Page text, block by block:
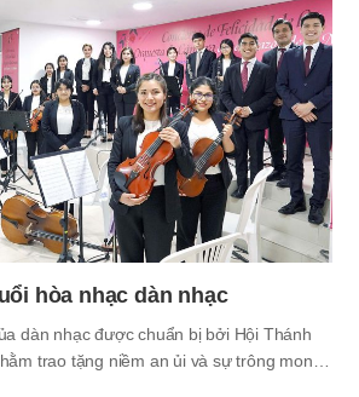
trước Lễ Kèn Thổi. Còn vào ngày 8 tháng
nhóm hiệp thánh Lễ Lều Tạm, lễ hiến
Siheung và Hội Thánh Banghwa
hành. Mẹ đã…
hòa nhạc dàn nhạc
dàn nhạc được chuẩn bị bởi Hội Thánh
trao tặng niềm an ủi và sự trông mong
công dân đang bị kiệt sức bởi đại dịch